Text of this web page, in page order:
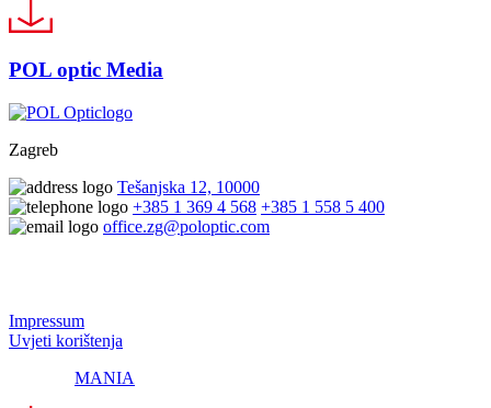
POL optic Media
Zagreb
Tešanjska 12, 10000
+385 1 369 4 568 +385 1 558 5 400
office.zg@poloptic.com
Impressum
Uvjeti korištenja
MANIA